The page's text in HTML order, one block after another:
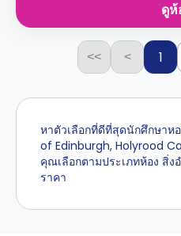
ดูห้
<< < 1
หาตัวเลือกที่ดีที่สุดนักศึกษาห
of Edinburgh, Holyrood
คุณเลือกตามประเภทห้อง สิ่
ราคา